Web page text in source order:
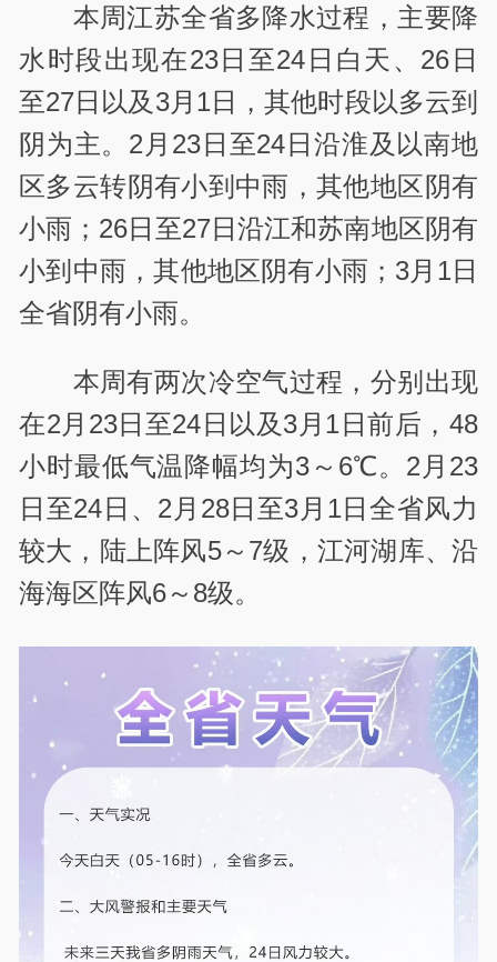
本周江苏全省多降水过程，主要降
水时段出现在23日至24日白天、26日
至27日以及3月1日，其他时段以多云到
阴为主。2月23日至24日沿淮及以南地
区多云转阴有小到中雨，其他地区阴有
小雨；26日至27日沿江和苏南地区阴有
小到中雨，其他地区阴有小雨；3月1日
全省阴有小雨。
本周有两次冷空气过程，分别出现
在2月23日至24日以及3月1日前后，48
小时最低气温降幅均为3～6℃。2月23
日至24日、2月28日至3月1日全省风力
较大，陆上阵风5～7级，江河湖库、沿
海海区阵风6～8级。